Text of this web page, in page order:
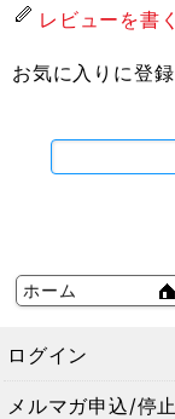
レビューを書く
お気に入りに登録
ホーム
ログイン
メルマガ申込/停止